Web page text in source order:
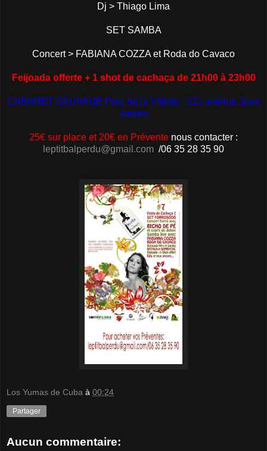
Dj > Thiago Lima
SET SAMBA
Concert > FABIANA COZZA et Roda do Cavaco
Feijoada offerte + 1 shot de cachaça de 21h00 à 23h00
CABARET SAUVAGE Parc de la Villette - 211 avenue Jean
Jaurès
25€ sur place et 20€ en Prévente nous contacter :
leptitbalperdu@gmail.com /06 35 28 35 90
Los Yumas de Cuba à 00:24
Partager
Aucun commentaire: